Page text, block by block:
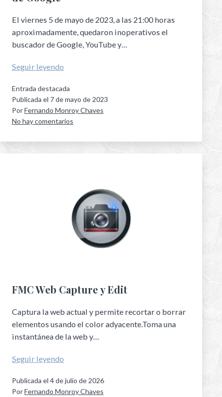
El viernes 5 de mayo de 2023, a las 21:00 horas
aproximadamente, quedaron inoperativos el
buscador de Google, YouTube y…
Seguir leyendo
Entrada destacada
Publicada el 7 de mayo de 2023
PorFernando Monroy Chaves
No hay comentarios
FMC Web Capture y Edit
Captura la web actual y permite recortar o borrar
elementos usando el color adyacente.Toma una
instantánea de la web y…
Seguir leyendo
Publicada el 4 de julio de 2026
PorFernando Monroy Chaves